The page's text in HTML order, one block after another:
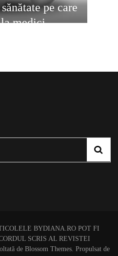
pe care
medici
BYDIANA.RO POT FI
SCRIS AL REVISTEI
deBlossom Themes. Propulsat de